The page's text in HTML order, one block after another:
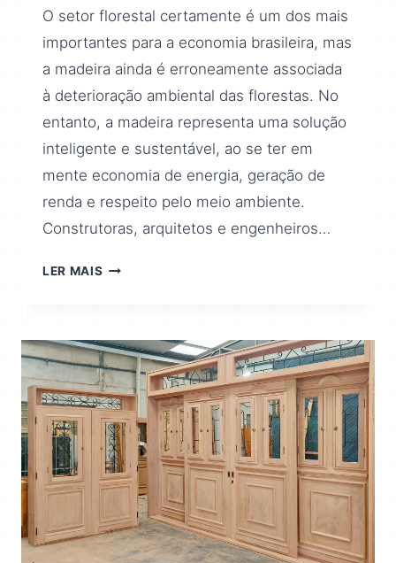
O setor florestal certamente é um dos mais
importantes para a economia brasileira, mas
a madeira ainda é erroneamente associada
à deterioração ambiental das florestas. No
entanto, a madeira representa uma solução
inteligente e sustentável, ao se ter em
mente economia de energia, geração de
renda e respeito pelo meio ambiente.
Construtoras, arquitetos e engenheiros…
LER MAIS